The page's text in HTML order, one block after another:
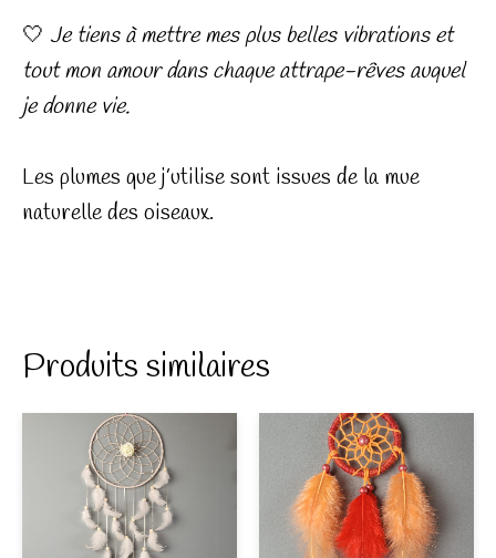
🤍 Je tiens à mettre mes plus belles vibrations et
tout mon amour dans chaque attrape-rêves auquel
je donne vie.
Les plumes que j’utilise sont issues de la mue
naturelle des oiseaux.
Produits similaires